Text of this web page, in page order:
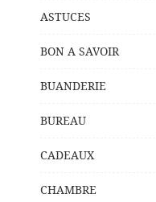
ASTUCES
BON A SAVOIR
BUANDERIE
BUREAU
CADEAUX
CHAMBRE